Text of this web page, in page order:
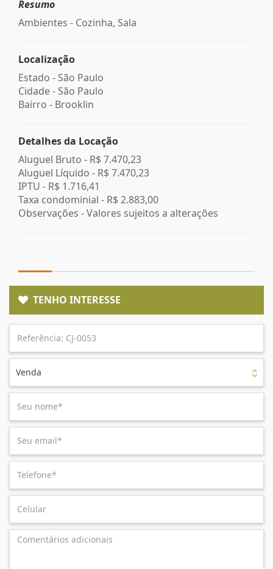
Resumo
Ambientes - Cozinha, Sala
Localização
Estado - São Paulo
Cidade - São Paulo
Bairro - Brooklin
Detalhes da Locação
Aluguel Bruto - R$ 7.470,23
Aluguel Líquido - R$ 7.470,23
IPTU - R$ 1.716,41
Taxa condominial - R$ 2.883,00
Observações - Valores sujeitos a alterações
TENHO INTERESSE
Venda